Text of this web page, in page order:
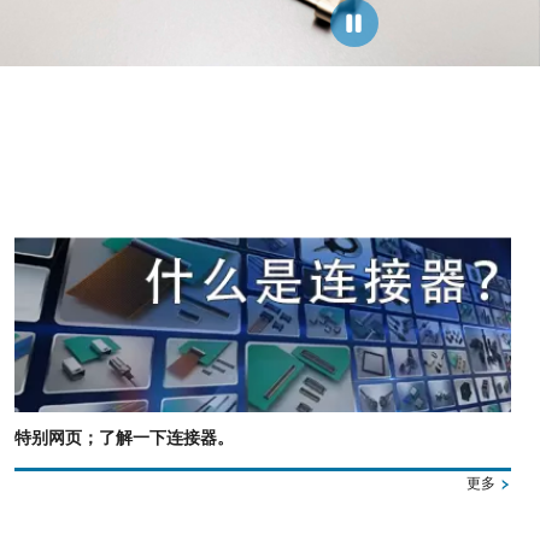
特别网页；了解一下连接器。
更多